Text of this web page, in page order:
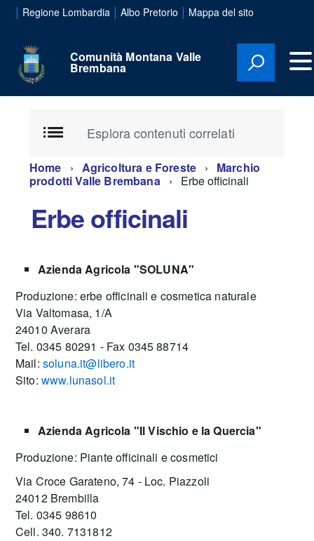
| Regione Lombardia | Albo Pretorio | Mappa del sito
Comunità Montana Valle
Brembana
Esplora contenuti correlati
Home Agricoltura e Foreste
Marchio
prodotti Valle Brembana
Erbe officinali
Erbe officinali
Azienda Agricola "SOLUNA"
Produzione: erbe officinali e cosmetica naturale
Via Valtomasa, 1/A
24010 Averara
Tel. 0345 80291 - Fax 0345 88714
Mail: soluna.it@libero.it
Sito: www.lunasol.it
Azienda Agricola "Il Vischio e la Quercia"
Produzione: Piante officinali e cosmetici
Via Croce Garateno, 74 - Loc. Piazzoli
24012 Brembilla
Tel. 0345 98610
Cell. 340. 7131812